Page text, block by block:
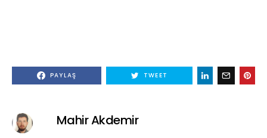
PAYLAŞ TWEET
Mahir Akdemir